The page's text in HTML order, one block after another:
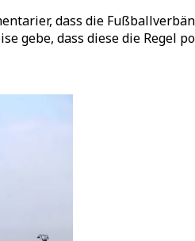
dass die
gebe, dass diese die Regel